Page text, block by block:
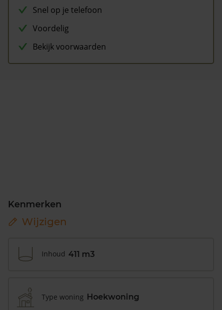
Snel op je telefoon
Voordelig
Bekijk voorwaarden
Kenmerken
Wijzigen
Inhoud 411 m3
Type woning Hoekwoning